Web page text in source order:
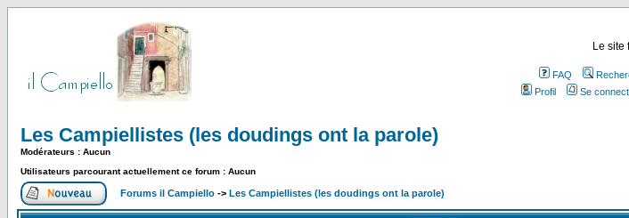
Le site
FAQ
Profil
Se
Les Campiellistes (les doudings ont la parole)
Modérateurs : Aucun
Utilisateurs parcourant actuellement ce forum : Aucun
Forums il Campiello -> Les Campiellistes (les doudings ont la parole)